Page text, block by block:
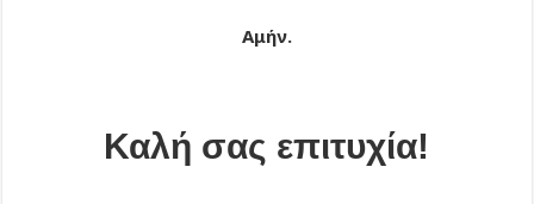
Αμήν.
Καλή σας επιτυχία!